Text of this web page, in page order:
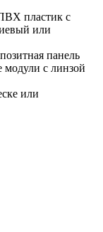
пластик с
или
панель
модули с линзой
или